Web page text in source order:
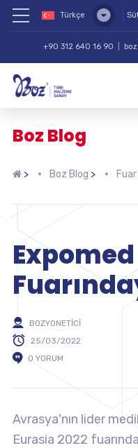
Türkçe
+90 312 640 16 90
Boz Blog
> Boz Blog >
BOZYONETICI
25/03/2022
0 YORUM
Avrasya'nın lider
Eurasia 2022